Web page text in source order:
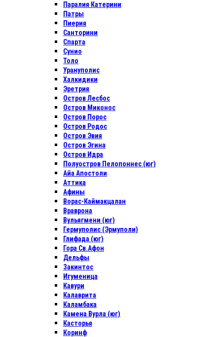
Паралия Катерини
Патры
Пиерия
Санторини
Спарта
Сунио
Толо
Урануполис
Халкидики
Эретрия
Остров Лесбос
Остров Миконос
Остров Порос
Остров Родос
Остров Эвия
Остров Эгина
Остров Идра
Полуостров Пелопоннес (юг)
Айа Апостоли
Аттика
Афины
Ворас-Каймакцалан
Враврона
Вульягмени (юг)
Гермуполис (Эрмуполи)
Глифада (юг)
Гора Св.Афон
Дельфы
Закинтос
Игуменица
Кавури
Калаврита
Каламбака
Камена Вурла (юг)
Касторья
Коринф